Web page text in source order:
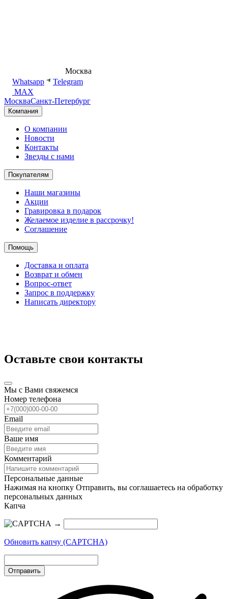
Москва
Whatsapp
Telegram
MAX
МоскваСанкт-Петербург
Компания
О компании
Новости
Контакты
Звезды с нами
Покупателям
Наши магазины
Акции
Гравировка в подарок
Желаемое изделие в рассрочку!
Соглашение
Помощь
Доставка и оплата
Возврат и обмен
Вопрос-ответ
Запрос в поддержку
Написать директору
Оставьте свои контакты
Мы с Вами свяжемся
Номер телефона
Email
Ваше имя
Комментарий
Персональные данные
Нажимая на кнопку Отправить, вы соглашаетесь на обработку
персональных данных
Капча
→
Обновить капчу (CAPTCHA)
Отправить